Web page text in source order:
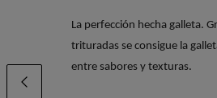
La perfección hecha galleta.
trituradas se consigue la
entre sabores y texturas.